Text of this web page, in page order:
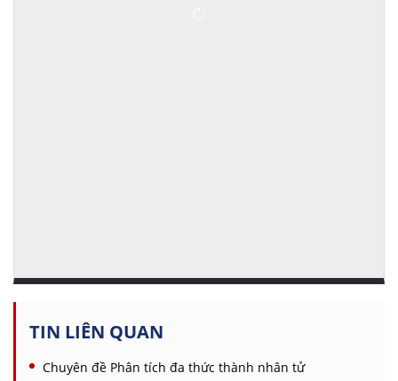
TIN LIÊN QUAN
Chuyên đề Phân tích đa thức thành nhân tử